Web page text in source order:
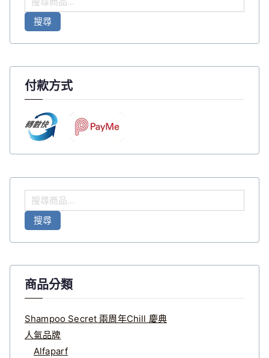
尋
搜尋
付款方式
搜
尋
搜尋
商品分類
Shampoo Secret 兩周年Chill 慶典
人氣品牌
Alfaparf